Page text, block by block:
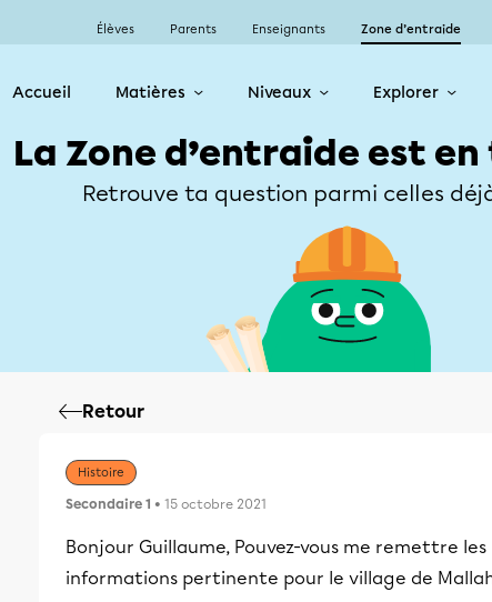
Élèves Parents Enseignants Zone d’entraide
Accueil Matières Niveaux Explorer
La Zone d’entraide est
Retrouve ta question parmi celles
Retour
Histoire
Secondaire 1 • 15 octobre 2021
Bonjour Guillaume, Pouvez-vous me remettre les
informations pertinente pour le village de